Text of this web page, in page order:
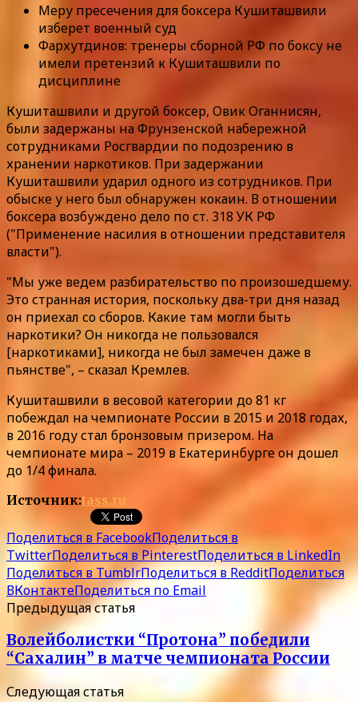
Меру пресечения для боксера Кушиташвили
изберет военный суд
Фархутдинов: тренеры сборной РФ по боксу не
имели претензий к Кушиташвили по
дисциплине
Кушиташвили и другой боксер, Овик Оганнисян,
были задержаны на Фрунзенской набережной
сотрудниками Росгвардии по подозрению в
хранении наркотиков. При задержании
Кушиташвили ударил одного из сотрудников. При
обыске у него был обнаружен кокаин. В отношении
боксера возбуждено дело по ст. 318 УК РФ
("Применение насилия в отношении представителя
власти").
"Мы уже ведем разбирательство по произошедшему.
Это странная история, поскольку два-три дня назад
он приехал со сборов. Какие там могли быть
наркотики? Он никогда не пользовался
[наркотиками], никогда не был замечен даже в
пьянстве", – сказал Кремлев.
Кушиташвили в весовой категории до 81 кг
побеждал на чемпионате России в 2015 и 2018 годах,
в 2016 году стал бронзовым призером. На
чемпионате мира – 2019 в Екатеринбурге он дошел
до 1/4 финала.
Источник:tass.ru
Поделиться в FacebookПоделиться в
TwitterПоделиться в PinterestПоделиться в LinkedIn
Поделиться в TumblrПоделиться в RedditПоделиться
ВКонтактеПоделиться по Email
Предыдущая статья
Волейболистки “Протона” победили
“Сахалин” в матче чемпионата России
Следующая статья